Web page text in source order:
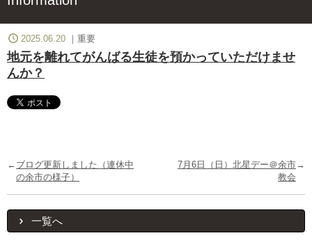
2025.06.20 重要
地元を離れてがんばる生徒を預かっていただけませ
んか？
← ブログ更新しました（連休中
の余市の様子）
7月6日（日）北星デー＠余市
教会
→
一覧へ